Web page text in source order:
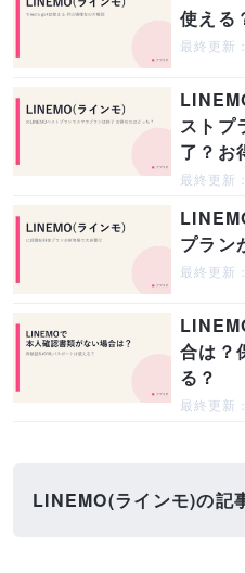
使える
最終更新
ストプ
了？お
最終更新
プラン
最終更新
合は？
る？
最終更新
LINEMO(ラインモ)の記